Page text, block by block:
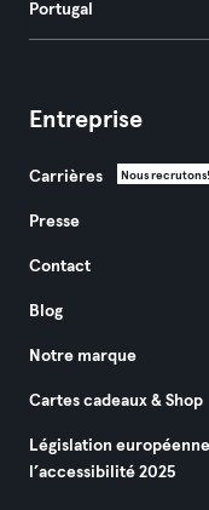
Portugal
Entreprise
Carrières Nous recrutons!
Presse
Contact
Blog
Notre marque
Cartes cadeaux & Shop
Législation
l’accessibilité 2025